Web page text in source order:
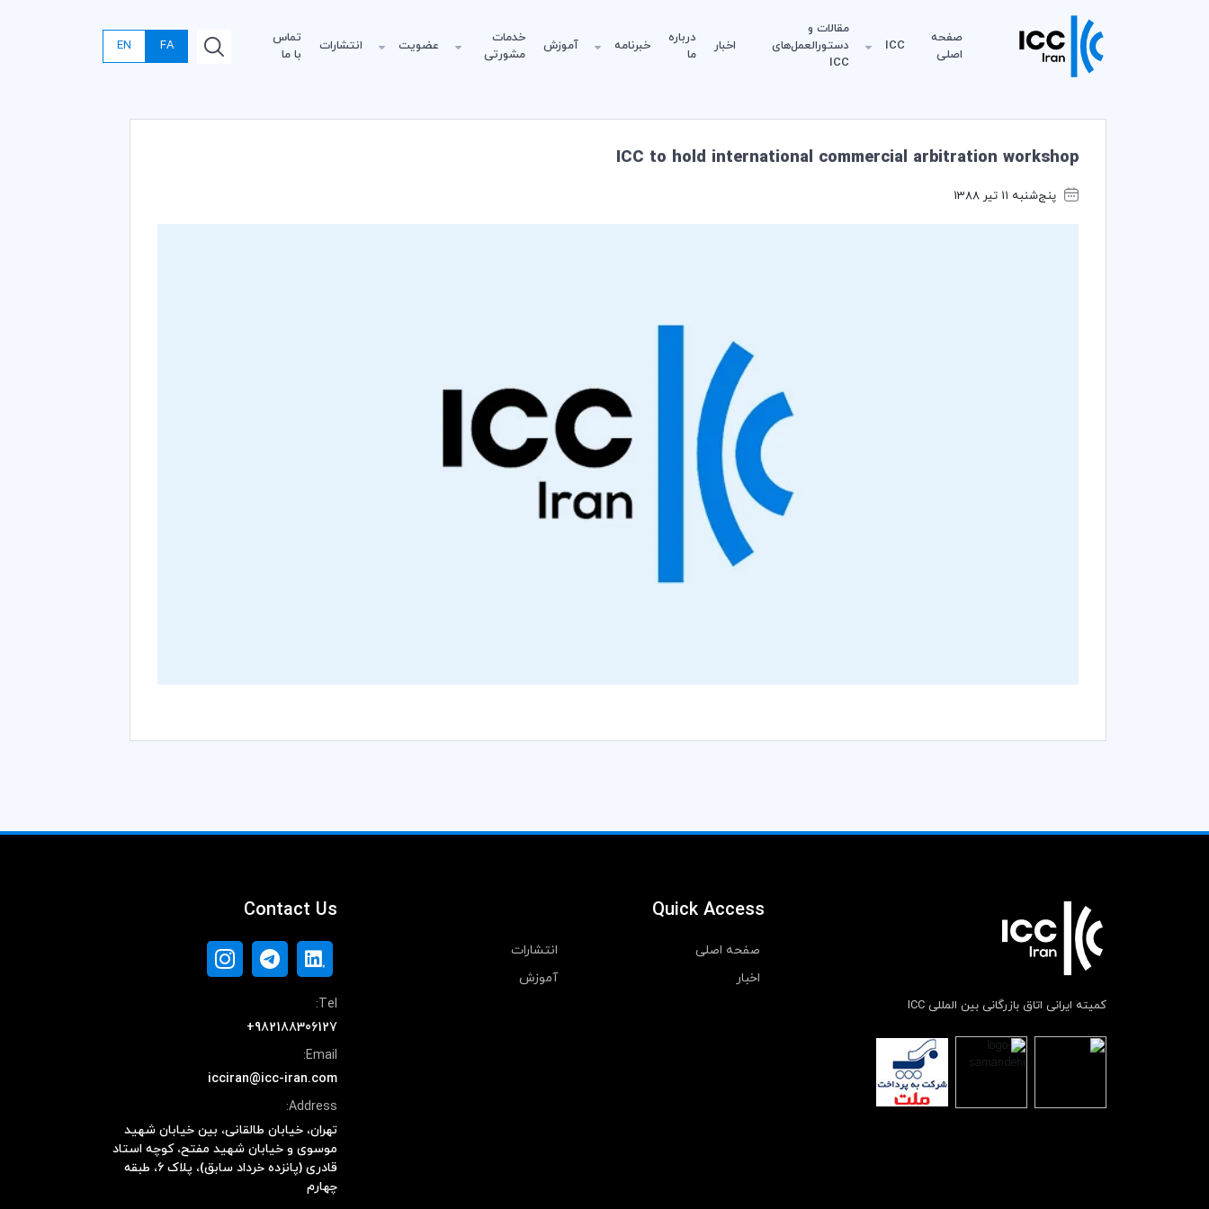
صفحه
اصلی
ICC
مقالات و
دستورالعمل‌های
ICC
اخبار
درباره
ما
خبرنامه آموزش
خدمات
مشورتی
عضویت انتشارات
تماس
با ما
FA
EN
ICC to hold international commercial arbitration workshop
پنج‌شنبه 11 تیر 1388
کمیته ایرانی اتاق بازرگانی بین المللی ICC
Quick Access
صفحه اصلی
انتشارات
اخبار
آموزش
Contact Us
Tel:
+982188306127
Email:
icciran@icc-iran.com
Address:
تهران، خیابان طالقانی، بین خیابان شهید
موسوی و خیابان شهید مفتح، کوچه استاد
قادری (پانزده خرداد سابق)، پلاک ۶، طبقه
چهارم